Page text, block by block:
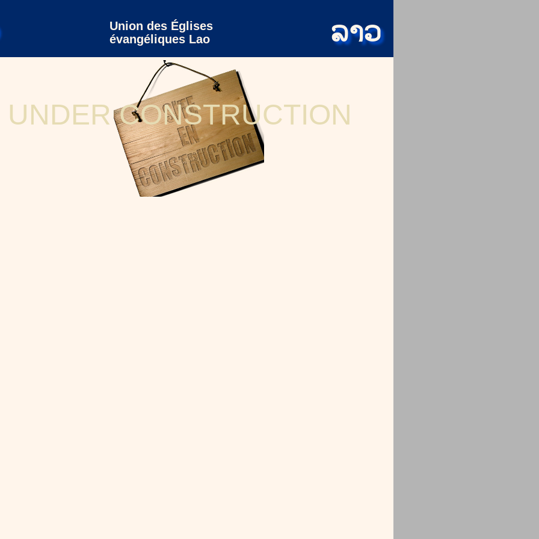
Union des Églises
évangéliques Lao
ລາວ
web/union-
UNDER CONSTRUCTION